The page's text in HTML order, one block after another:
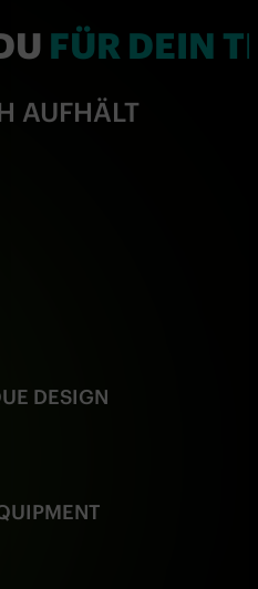
FÜR DEIN
AUFHÄLT
DESIGN